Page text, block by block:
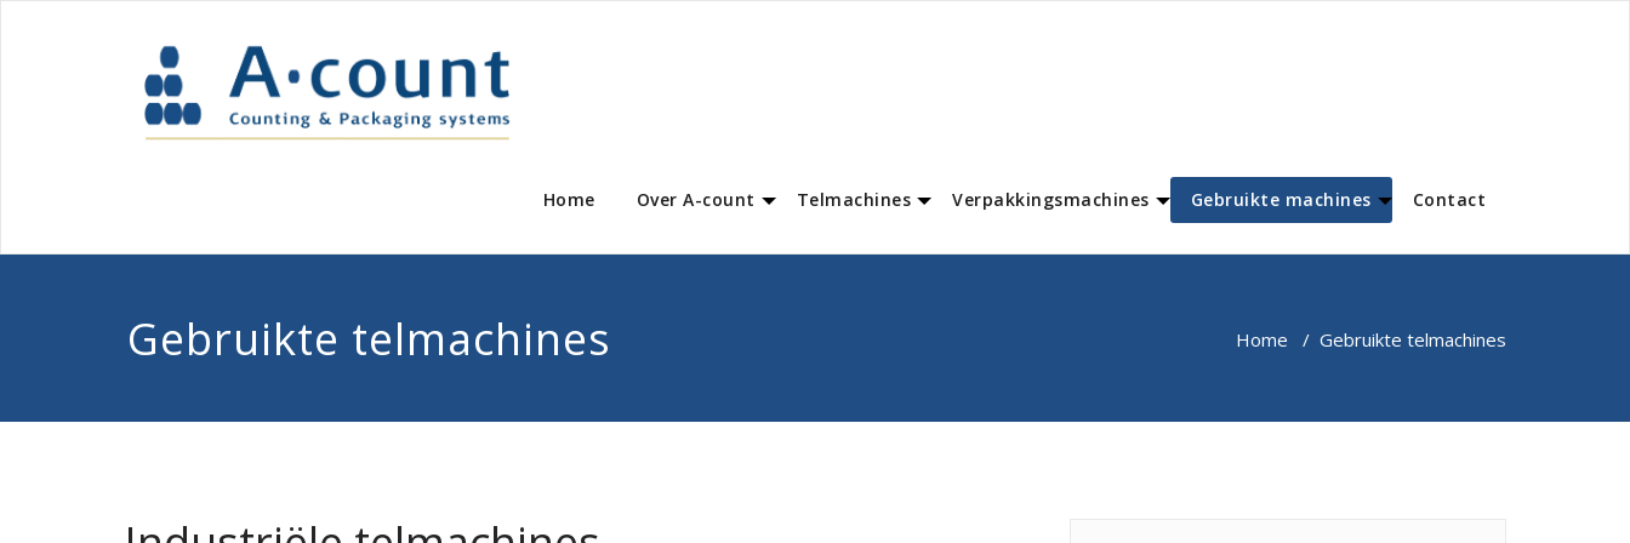
Home Over A-count Telmachines Verpakkingsmachines Gebruikte machines Contact
Gebruikte telmachines Home / Gebruikte telmachines